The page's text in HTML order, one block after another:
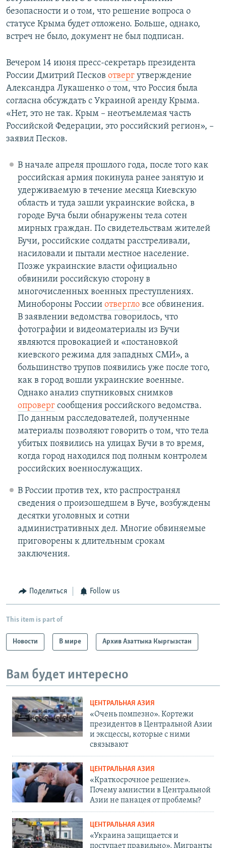
безопасности и о том, что решение вопроса о
статусе Крыма будет отложено. Больше, однако,
встреч не было, документ не был подписан.
Вечером 14 июня пресс-секретарь президента
России Дмитрий Песков отверг утверждение
Александра Лукашенко о том, что Россия была
согласна обсуждать с Украиной аренду Крыма.
«Нет, это не так. Крым – неотъемлемая часть
Российской Федерации, это российский регион», –
заявил Песков.
В начале апреля прошлого года, после того как
российская армия покинула ранее занятую и
удерживаемую в течение месяца Киевскую
область и туда зашли украинские войска, в
городе Буча были обнаружены тела сотен
мирных граждан. По свидетельствам жителей
Бучи, российские солдаты расстреливали,
насиловали и пытали местное население.
Позже украинские власти официально
обвинили российскую сторону в
многочисленных военных преступлениях.
Минобороны России отвергло все обвинения.
В заявлении ведомства говорилось, что
фотографии и видеоматериалы из Бучи
являются провокацией и «постановкой
киевского режима для западных СМИ», а
большинство трупов появились уже после того,
как в город вошли украинские военные.
Однако анализ спутниковых снимков
опровергсообщения российского ведомства.
По данным расследователей, полученные
материалы позволяют говорить о том, что тела
убитых появились на улицах Бучи в то время,
когда город находился под полным контролем
российских военнослужащих.
В России против тех, кто распространял
сведения о произошедшем в Буче, возбуждены
десятки уголовных и сотни
административных дел. Многие обвиняемые
приговорены к длительным срокам
заключения.
Поделиться Follow us
This item is part of
Новости В мире Архив Азаттыка Кыргызстан
Вам будет интересно
ЦЕНТРАЛЬНАЯ АЗИЯ
«Очень помпезно». Кортежи
президентов в Центральной Азии
и эксцессы, которые с ними
связывают
ЦЕНТРАЛЬНАЯ АЗИЯ
«Краткосрочное решение».
Почему амнистии в Центральной
Азии не панацея от проблемы?
ЦЕНТРАЛЬНАЯ АЗИЯ
«Украина защищается и
поступает правильно». Мигранты